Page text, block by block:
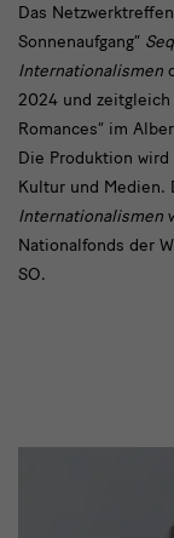
Das
Sonnenaufgang“
Internationalismen
2024 und
Romances“ im
Die Produktion
Kultur und Medien.
Internationalismen
Nationalfonds der
SO.